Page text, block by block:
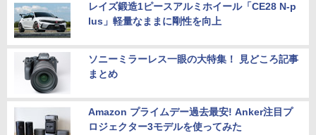
レイズ鍛造1ピースアルミホイール「CE28 N-p
lus」軽量なままに剛性を向上
ソニーミラーレス一眼の大特集！ 見どころ記事
まとめ
Amazon プライムデー過去最安! Anker注目プ
ロジェクター3モデルを使ってみた